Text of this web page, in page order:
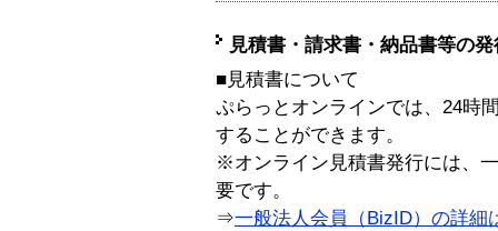
見積書・請求書・納品書等の
■見積書について
ぷらっとオンラインでは、24時
することができます。
※オンライン見積書発行には、
要です。
⇒一般法人会員（BizID）の詳細